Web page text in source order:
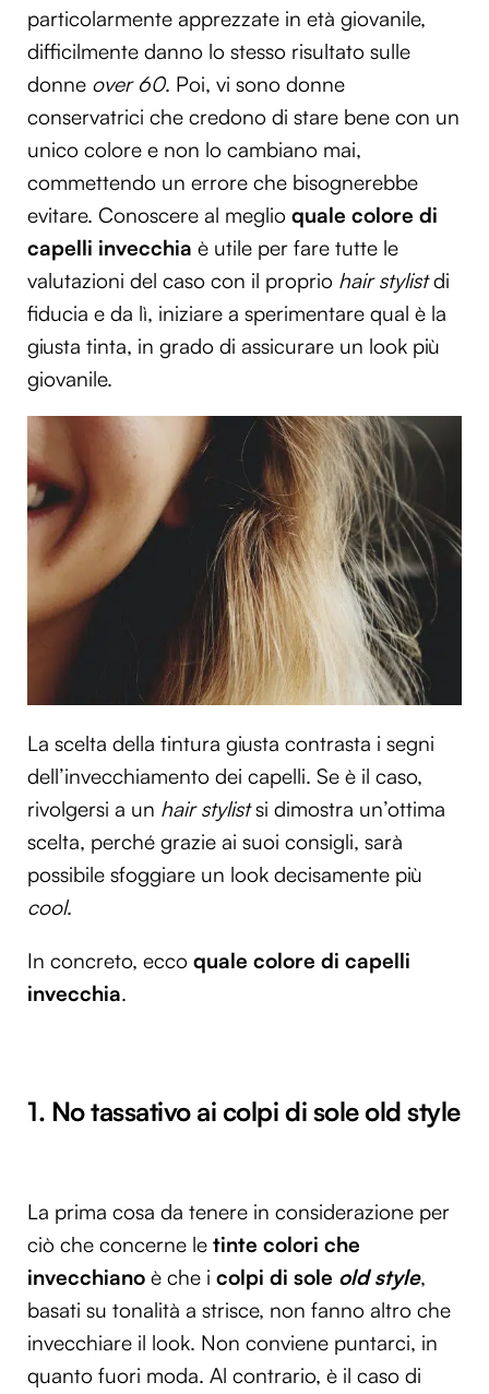
particolarmente apprezzate in età giovanile,
difficilmente danno lo stesso risultato sulle
donne over 60. Poi, vi sono donne
conservatrici che credono di stare bene con un
unico colore e non lo cambiano mai,
commettendo un errore che bisognerebbe
evitare. Conoscere al meglio quale colore di
capelli invecchia è utile per fare tutte le
valutazioni del caso con il proprio hair stylistdi
fiducia e da lì, iniziare a sperimentare qual è la
giusta tinta, in grado di assicurare un look più
giovanile.
La scelta della tintura giusta contrasta i segni
dell’invecchiamento dei capelli. Se è il caso,
rivolgersi a un hair stylistsi dimostra un’ottima
scelta, perché grazie ai suoi consigli, sarà
possibile sfoggiare un look decisamente più
cool.
In concreto, ecco quale colore di capelli
invecchia.
1. No tassativo ai colpi di sole old style
La prima cosa da tenere in considerazione per
ciò che concerne le tinte colori che
invecchiano è che i colpi di sole old style,
basati su tonalità a strisce, non fanno altro che
invecchiare il look. Non conviene puntarci, in
quanto fuori moda. Al contrario, è il caso di